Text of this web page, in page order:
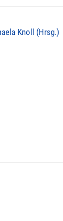
Knoll (Hrsg.)